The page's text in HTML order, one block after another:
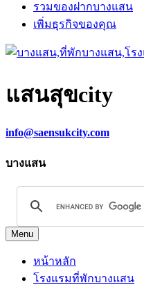
รวมของฝากบางแสน
เพิ่มธุรกิจของคุณ
แสนสุขcity
info@saensukcity.com
บางแสน
Menu
หน้าหลัก
โรงแรมที่พักบางแสน